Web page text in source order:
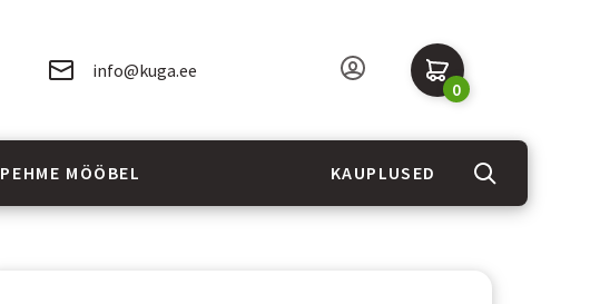
info@kuga.ee
0
PEHME MÖÖBEL KAUPLUSED